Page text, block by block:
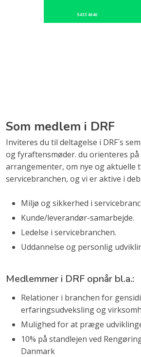
5433 4646
Som medlem i DRF
Inviteres du til deltagelse i DRF´s
og fyraftensmøder. du orienteres på
arrangementer, om nye og aktuelle
servicebranchen, og vi er aktive i
Miljø og sikkerhed i
Kunde/leverandør-samarbejde.
Ledelse i servicebranchen.
Uddannelse og personlig
Medlemmer i DRF opnår bl.a.:
​Relationer i branchen for
erfaringsudveksling og
​Mulighed for at præge
10% på standlejen ved
Danmark